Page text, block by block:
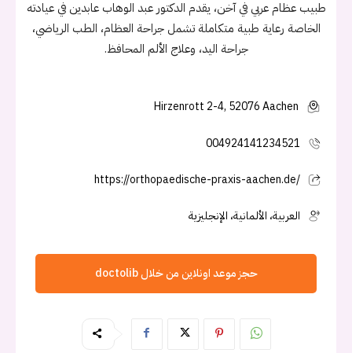
طبيب عظام عربي في آخن، يقدم الدكتور عبد الوهاب عابدين في عيادته
الخاصة رعاية طبية متكاملة تشمل جراحة العظام، الطب الرياضي،
جراحة اليد، وعلاج الألم المحافظ.
Hirzenrott 2-4, 52076 Aachen
004924141234521
https://orthopaedische-praxis-aachen.de/
العربية، الألمانية، الإنجليزية
حجز موعد اونلاين من خلال doctolib